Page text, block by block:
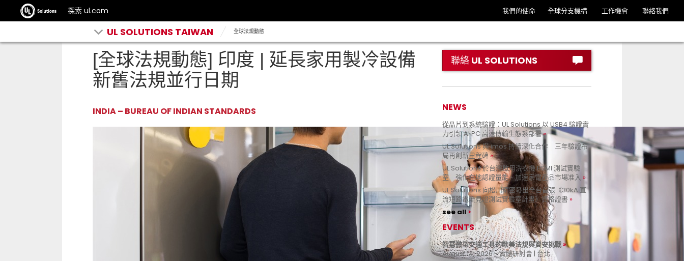
探索 ul.com 我們的使命 全球分支機搆 工作機會 聯絡我們
UL SOLUTIONS TAIWAN 全球法規動態
[全球法規動態] 印度 | 延長家用製冷設備
新舊法規並行日期
INDIA – BUREAU OF INDIAN STANDARDS
聯絡 UL SOLUTIONS
NEWS
從晶片到系統驗證：UL Solutions 以 USB4 驗證實
力引領 AI PC 高速傳輸生態系部署
UL Solutions 與 imos 持續深化合作 三年驗證布
局再創新里程碑
UL Solutions 於台灣啟用洗衣機 BSMI 測試實驗
室 強化在地認證量能、加速家電產品市場准入
UL Solutions 向松川精密發出全台首張《30kA 直
流短路電流見證測試實驗室計畫》資格證書
see all
EVENTS
智慧微型交通工具的歐美法規與資安挑戰
August 14, 2026 - 實體研討會 | 台北